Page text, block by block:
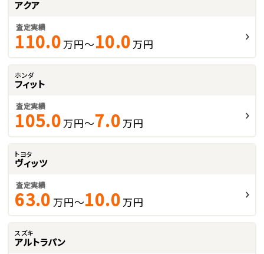
アクア
査定実績
110.0 万円～10.0 万円
ホンダ
フィット
査定実績
105.0 万円～7.0 万円
トヨタ
ヴィッツ
査定実績
63.0 万円～10.0 万円
スズキ
アルトラパン